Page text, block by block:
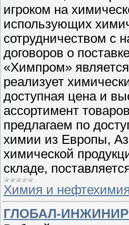
игроком на
использующих
сотрудничеством с
договоров о
«Химпром»
реализует
доступная цена и
ассортимент
предлагаем по
химии из Европы,
химической
складе,
Химия и
ГЛОБАЛ-